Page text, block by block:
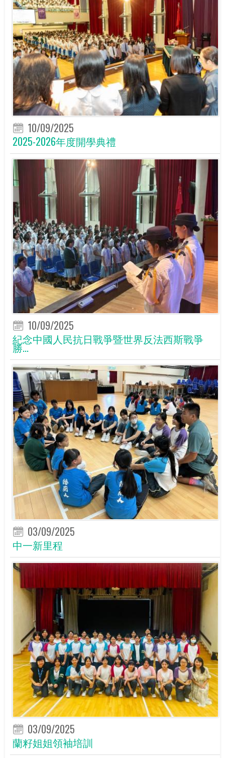
10/09/2025
2025-2026年度開學典禮
10/09/2025
紀念中國人民抗日戰爭暨世界反法西斯戰爭
勝...
03/09/2025
中一新里程
03/09/2025
蘭籽姐姐領袖培訓